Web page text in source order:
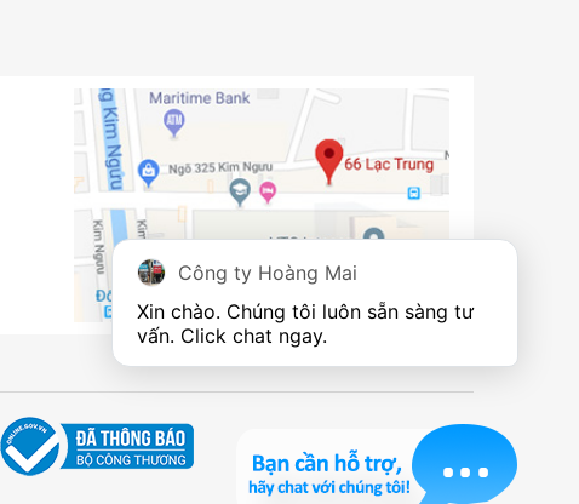
Công ty Hoàng Mai
Xin chào. Chúng tôi luôn sẵn sàng tư
vấn. Click chat ngay.